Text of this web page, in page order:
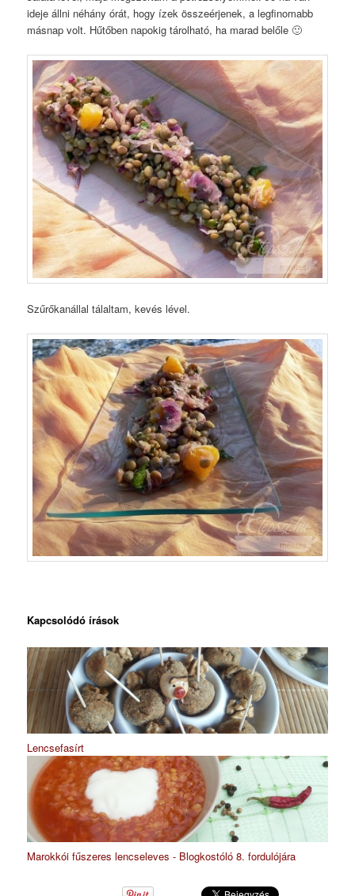
ideje állni néhány órát, hogy ízek összeérjenek, a legfinomabb
másnap volt. Hűtőben napokig tárolható, ha marad belőle 🙂
Szűrőkanállal tálaltam, kevés lével.
Kapcsolódó írások
Lencsefasírt
Marokkói fűszeres lencseleves - Blogkostóló 8. fordulójára